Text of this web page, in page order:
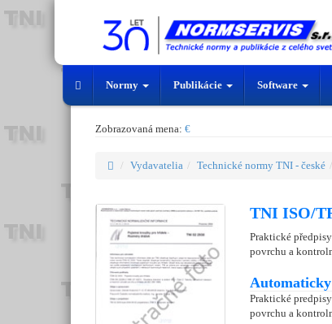
Normy Publikácie Software
Zobrazovaná mena: €
Vydavatelia Technické normy TNI - české
TNI ISO/
Praktické
povrchu a
Praktické
povrchu a